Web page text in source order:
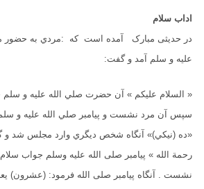
اداب سلام
در حدیثی مبارک آمده است که :مردي به حضور
عليه و سلم آمد و گفت:
« السلام عليكم » آن حضرت صلي الله عليه و سلم
سپس آن مرد نشست و پیامبر صلي الله عليه و
«ده (نيکي)» آنگاه شخص ديگري وارد مجلس شد و
رحمة الله » پیامبر صلی الله علیه وسلم جواب
نشست . آنگاه پیامبر صلی الله فرمود: (عشرون)